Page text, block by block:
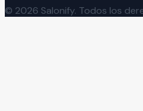
© 2026 Salonify. Todos los